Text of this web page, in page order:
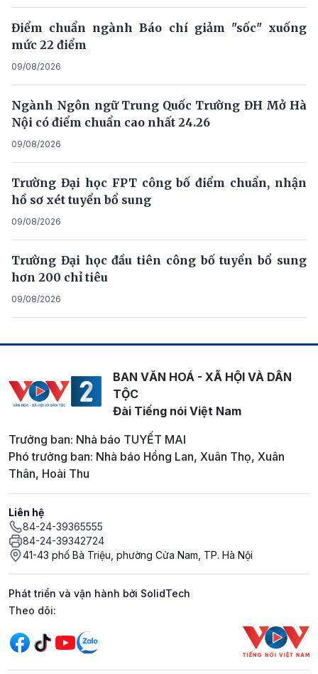
Điểm chuẩn ngành Báo chí giảm "sốc" xuống
mức 22 điểm
09/08/2026
Ngành Ngôn ngữ Trung Quốc Trường ĐH Mở Hà
Nội có điểm chuẩn cao nhất 24.26
09/08/2026
Trường Đại học FPT công bố điểm chuẩn, nhận
hồ sơ xét tuyển bổ sung
09/08/2026
Trường Đại học đầu tiên công bố tuyển bổ sung
hơn 200 chỉ tiêu
09/08/2026
BAN VĂN HOÁ - XÃ HỘI VÀ DÂN
TỘC
Đài Tiếng nói Việt Nam
Trưởng ban: Nhà báo TUYẾT MAI
Phó trưởng ban: Nhà báo Hồng Lan, Xuân Thọ, Xuân
Thân, Hoài Thu
Liên hệ
84-24-39365555
84-24-39342724
41-43 phố Bà Triệu, phường Cửa Nam, TP. Hà Nội
Phát triển và vận hành bởi SolidTech
Mạng xã hội
Theo dõi: